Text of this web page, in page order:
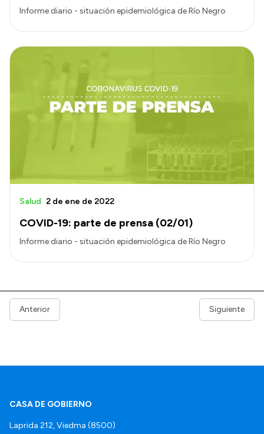
Informe diario - situación epidemiológica de Río Negro
COVID-19: parte de prensa (02/01)
Salud 2 de ene de 2022
Informe diario - situación epidemiológica de Río Negro
Anterior Siguiente
CASA DE GOBIERNO
Laprida 212, Viedma (8500)